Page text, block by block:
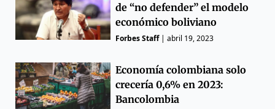
de “no defender” el modelo
económico boliviano
Forbes Staff|abril 19, 2023
Economía colombiana solo
crecería 0,6% en 2023:
Bancolombia